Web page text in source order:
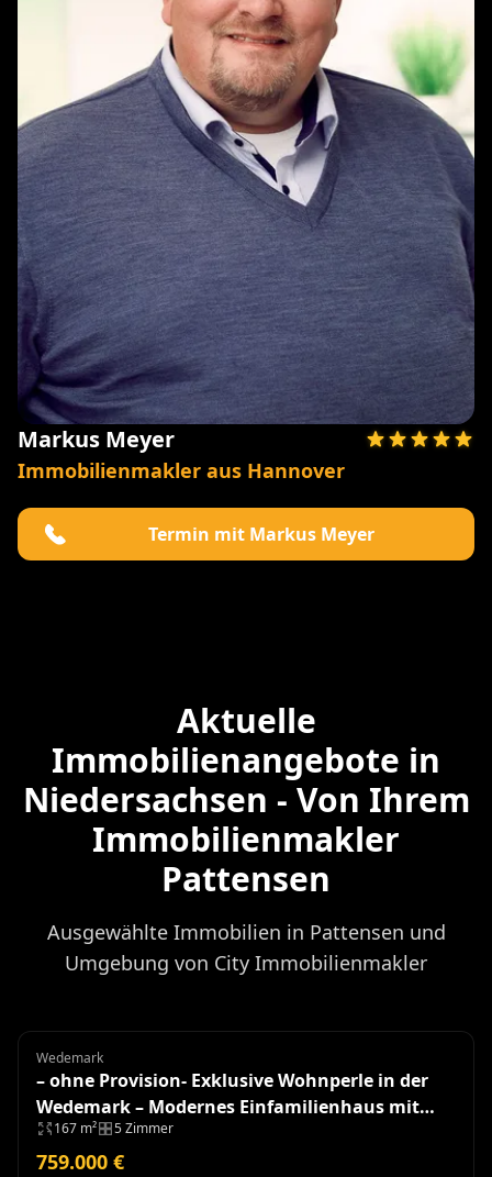
Markus Meyer
Immobilienmakler aus Hannover
Termin mit Markus Meyer
Aktuelle
Immobilienangebote in
Niedersachsen - Von Ihrem
Immobilienmakler
Pattensen
Ausgewählte Immobilien in Pattensen und
Umgebung von City Immobilienmakler
Einfamilienhaus
Wedemark
– ohne Provision- Exklusive Wohnperle in der
Wedemark – Modernes Einfamilienhaus mit
hochwertiger Ausstattung
167 m² 5 Zimmer
759.000 €